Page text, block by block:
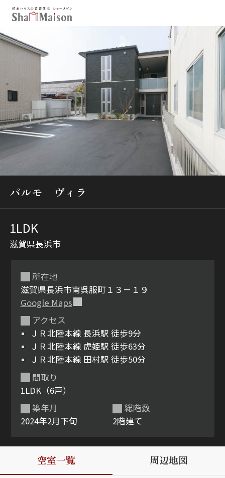
新着メール設定
最近見た物件
北海道 東北
関東
中部
関西
中国・四国
九州
市区郡・路線・駅から探す
通勤・通学時間から探す
地図から探す
シャーメゾンとは
ン
ルームツアー 動画ギャラリー
ShaMaison STYLE
パルモ ヴィラ
1LDK
滋賀県長浜市
所在地
滋賀県長浜市南呉服町１３－１９
Google Maps
アクセス
ＪＲ北陸本線 長浜駅 徒歩9分
ＪＲ北陸本線 虎姫駅 徒歩63分
ＪＲ北陸本線 田村駅 徒歩50分
築年月
2024年2月下旬
間取り
1LDK（6戸）
総階数
2階建て
空室一覧 周辺地図